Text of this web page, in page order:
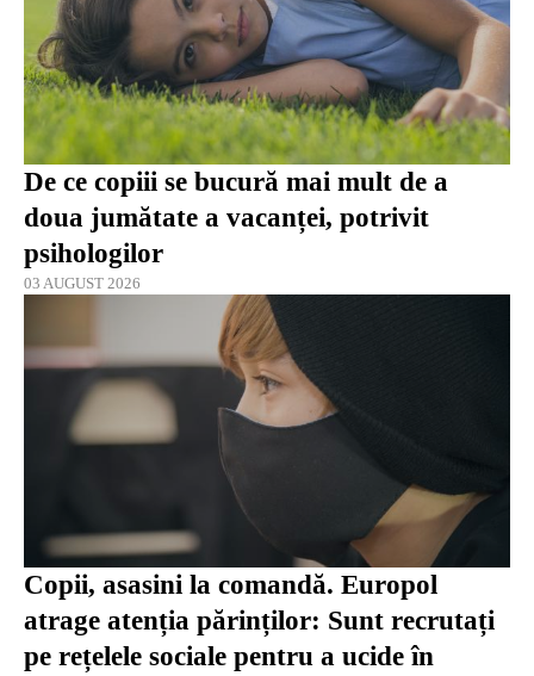
De ce copiii se bucură mai mult de a
doua jumătate a vacanței, potrivit
psihologilor
03 AUGUST 2026
Copii, asasini la comandă. Europol
atrage atenția părinților: Sunt recrutați
pe rețelele sociale pentru a ucide în